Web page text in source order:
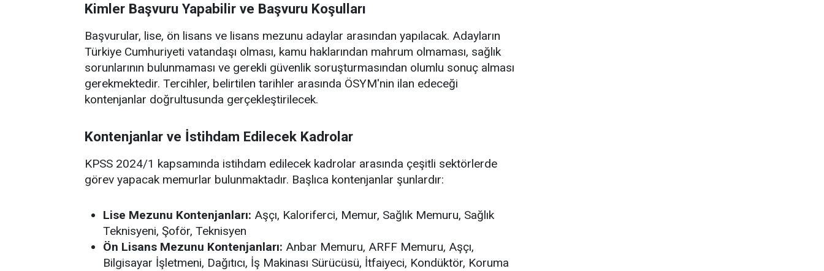
Kimler Başvuru Yapabilir ve Başvuru Koşulları
Başvurular, lise, ön lisans ve lisans mezunu adaylar arasından yapılacak. Adayların
Türkiye Cumhuriyeti vatandaşı olması, kamu haklarından mahrum olmaması, sağlık
sorunlarının bulunmaması ve gerekli güvenlik soruşturmasından olumlu sonuç alması
gerekmektedir. Tercihler, belirtilen tarihler arasında ÖSYM'nin ilan edeceği
kontenjanlar doğrultusunda gerçekleştirilecek.
Kontenjanlar ve İstihdam Edilecek Kadrolar
KPSS 2024/1 kapsamında istihdam edilecek kadrolar arasında çeşitli sektörlerde
görev yapacak memurlar bulunmaktadır. Başlıca kontenjanlar şunlardır:
Lise Mezunu Kontenjanları: Aşçı, Kaloriferci, Memur, Sağlık Memuru, Sağlık
Teknisyeni, Şoför, Teknisyen
Ön Lisans Mezunu Kontenjanları: Anbar Memuru, ARFF Memuru, Aşçı,
Bilgisayar İşletmeni, Dağıtıcı, İş Makinası Sürücüsü, İtfaiyeci, Kondüktör, Koruma